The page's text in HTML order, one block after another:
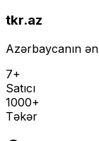
tkr.az
Azərbaycanın
7+
Satıcı
1000+
Təkər